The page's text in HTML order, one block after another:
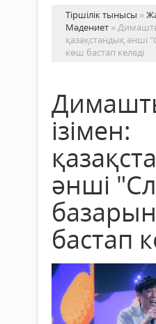
Тіршілік тынысы »
Мәдениет »
қазақстандық әнші
көш бастап келеді
ізімен:
әнші
бастап